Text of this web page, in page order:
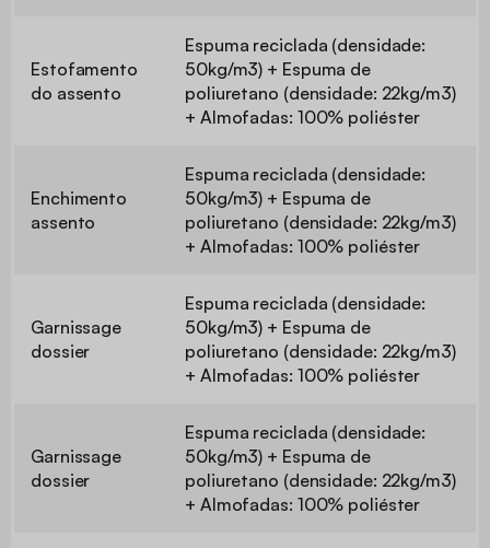
Estofamento
do assento
Espuma reciclada (densidade:
50kg/m3) + Espuma de
poliuretano (densidade: 22kg/m3)
+ Almofadas: 100% poliéster
Enchimento
assento
Espuma reciclada (densidade:
50kg/m3) + Espuma de
poliuretano (densidade: 22kg/m3)
+ Almofadas: 100% poliéster
Garnissage
dossier
Espuma reciclada (densidade:
50kg/m3) + Espuma de
poliuretano (densidade: 22kg/m3)
+ Almofadas: 100% poliéster
Garnissage
dossier
Espuma reciclada (densidade:
50kg/m3) + Espuma de
poliuretano (densidade: 22kg/m3)
+ Almofadas: 100% poliéster